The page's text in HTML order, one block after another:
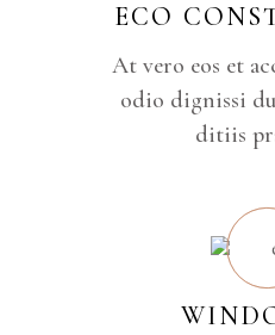
ECO
At vero eos et
odio dignissi
ditiis